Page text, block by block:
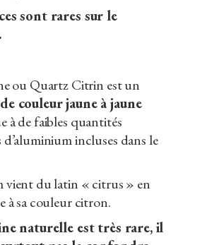
sont rares sur le
ou Quartz Citrin est un
couleur jaune à jaune
à de faibles quantités
d’aluminium incluses dans le
vient du latin « citrus » en
à sa couleur citron.
naturelle est très rare, il